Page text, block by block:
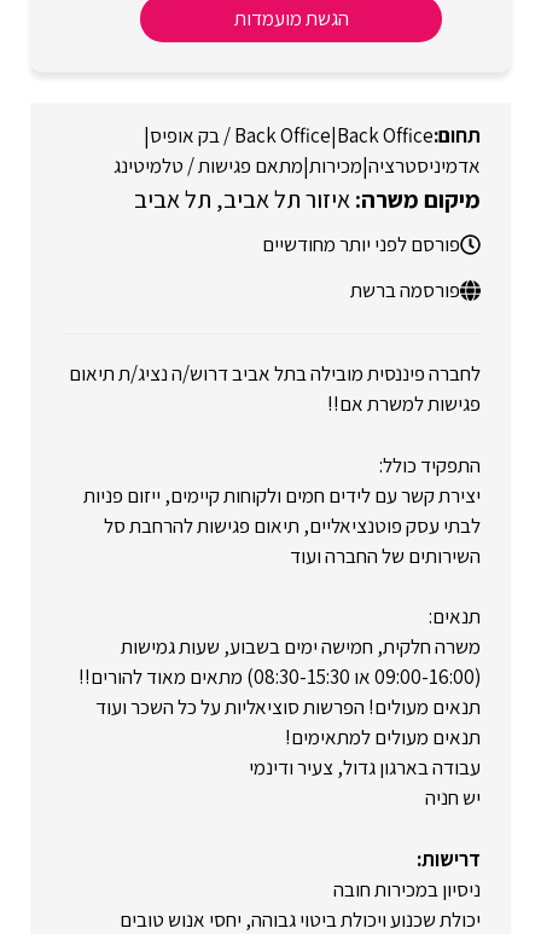
הגשת מועמדות
Back Office
|Back Office / בק אופיס
|
אדמיניסטרציה|מכירות|מתאם פגישות / טלמיטינג
איזור תל אביב תל אביב
פורסם לפני יותר מחודשיים
פורסמה ברשת
לחברה פיננסית מובילה בתל אביב דרוש/ה נציג/ת תיאום
פגישות למשרת אם!!
התפקיד כולל:
יצירת קשר עם לידים חמים ולקוחות קיימים, ייזום פניות
לבתי עסק פוטנציאליים, תיאום פגישות להרחבת סל
השירותים של החברה ועוד
תנאים:
משרה חלקית, חמישה ימים בשבוע, שעות גמישות
(09:00-16:00 או 08:30-15:30) מתאים מאוד להורים!!
תנאים מעולים! הפרשות סוציאליות על כל השכר ועוד
תנאים מעולים למתאימים!
עבודה בארגון גדול, צעיר ודינמי
יש חניה
דרישות:
ניסיון במכירות חובה
יכולת שכנוע ויכולת ביטוי גבוהה, יחסי אנוש טובים